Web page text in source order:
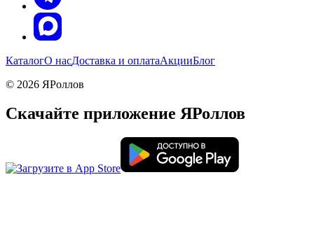
КаталогО насДоставка и оплатаАкцииБлог
© 2026 ЯРоллов
Скачайте приложение ЯРоллов